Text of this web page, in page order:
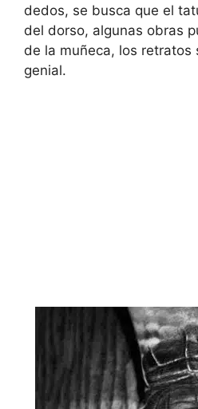
dedos, se busca que el
del dorso, algunas obras
de la muñeca, los retratos
genial.